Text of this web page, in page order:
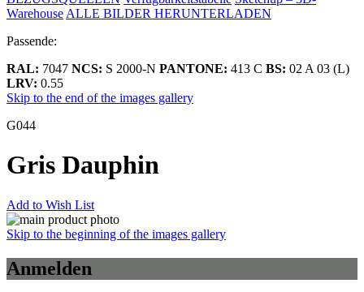
Warehouse ALLE BILDER HERUNTERLADEN
Passende:
RAL: 7047 NCS: S 2000-N PANTONE: 413 C BS: 02 A 03 (L)
LRV: 0.55
Skip to the end of the images gallery
G044
Gris Dauphin
Add to Wish List
Skip to the beginning of the images gallery
Anmelden